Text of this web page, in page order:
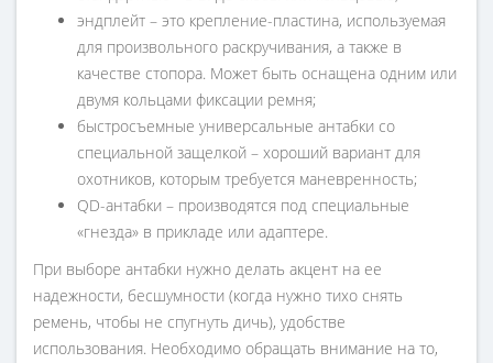
эндплейт – это крепление-пластина, используемая
для произвольного раскручивания, а также в
качестве стопора. Может быть оснащена одним или
двумя кольцами фиксации ремня;
быстросъемные универсальные антабки со
специальной защелкой – хороший вариант для
охотников, которым требуется маневренность;
QD-антабки – производятся под специальные
«гнезда» в прикладе или адаптере.
При выборе антабки нужно делать акцент на ее
надежности, бесшумности (когда нужно тихо снять
ремень, чтобы не спугнуть дичь), удобстве
использования. Необходимо обращать внимание на то,